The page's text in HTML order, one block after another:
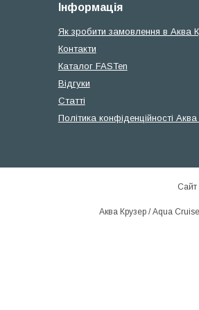
Iнформація
Як зробити замовлення в Аква
Контакти
Каталог FASTen
Відгуки
Cтатті
Політика конфіденційності
Сайт